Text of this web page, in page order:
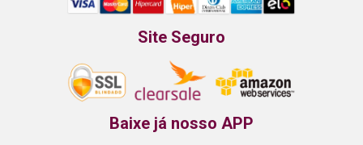
Site Seguro
Baixe já nosso APP